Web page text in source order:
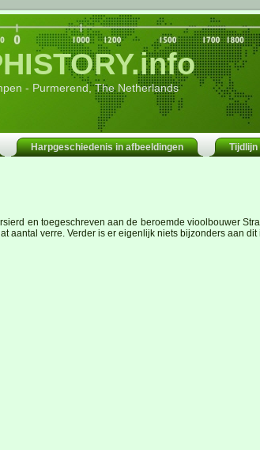
- Purmerend, The Netherlands
Harpgeschiedenis in afbeeldingen Tijdlijn
en toegeschreven aan de beroemde vioolbouwer
aantal verre. Verder is er eigenlijk niets bijzonders aan dit